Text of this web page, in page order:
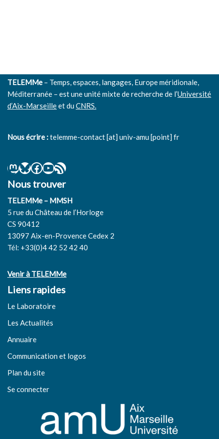
TELEMMe – Temps, espaces, langages, Europe méridionale,
Méditerranée – est une unité mixte de recherche de l’Université
d’Aix-Marseilleet duCNRS.
Nous écrire :telemme-contact [at] univ-amu [point] fr
Nous trouver
TELEMMe – MMSH
5 rue du Château de l’Horloge
CS 90412
13097 Aix-en-Provence Cedex 2
Tél: +33(0)4 42 52 42 40
Venir à TELEMMe
Liens rapides
Le Laboratoire
Les Actualités
Annuaire
Communication et logos
Plan du site
Se connecter